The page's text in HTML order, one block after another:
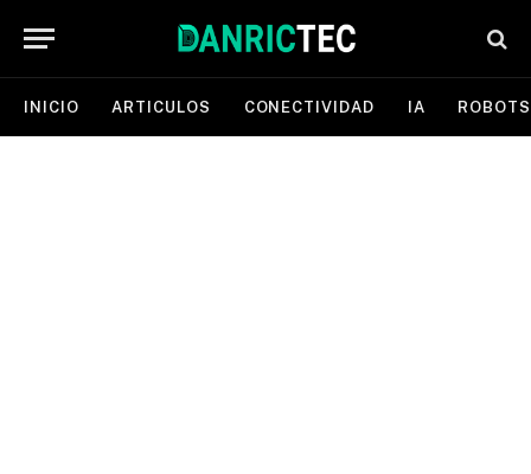
INICIO ARTICULOS CONECTIVIDAD IA ROBOTS